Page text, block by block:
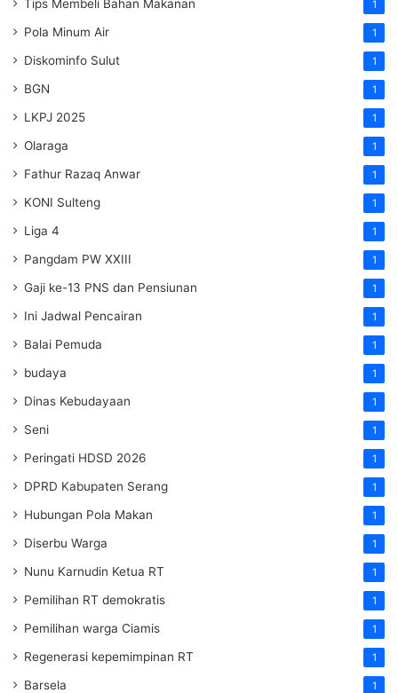
Tips Membeli Bahan Makanan 1
Pola Minum Air 1
Diskominfo Sulut 1
BGN 1
LKPJ 2025 1
Olaraga 1
Fathur Razaq Anwar 1
KONI Sulteng 1
Liga 4 1
Pangdam PW XXIII 1
Gaji ke-13 PNS dan Pensiunan 1
Ini Jadwal Pencairan 1
Balai Pemuda 1
budaya 1
Dinas Kebudayaan 1
Seni 1
Peringati HDSD 2026 1
DPRD Kabupaten Serang 1
Hubungan Pola Makan 1
Diserbu Warga 1
Nunu Karnudin Ketua RT 1
Pemilihan RT demokratis 1
Pemilihan warga Ciamis 1
Regenerasi kepemimpinan RT 1
Barsela 1